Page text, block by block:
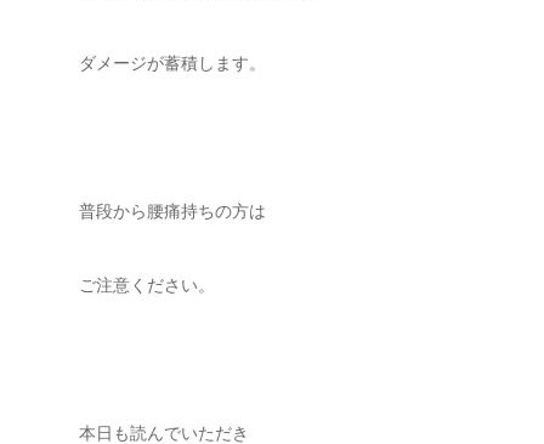
ダメージが蓄積します。
普段から腰痛持ちの方は
ご注意ください。
本日も読んでいただき